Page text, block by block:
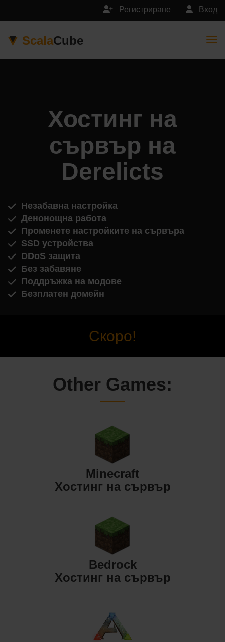
Вход
Регистриране
ScalaCube
Хостинг на
сървър на
Derelicts
Незабавна настройка
Денонощна работа
Променете настройките на сървъра
SSD устройства
DDoS защита
Без забавяне
Поддръжка на модове
Безплатен домейн
Скоро!
Other Games:
Minecraft
Хостинг на сървър
Bedrock
Хостинг на сървър